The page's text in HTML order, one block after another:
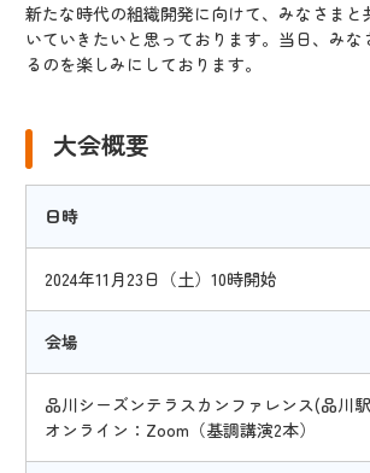
新たな時代の組織開発に向けて、みなさまと
いていきたいと思っております。当日、みな
るのを楽しみにしております。
大会概要
日時
2024年11月23日（土）10時開始
会場
品川シーズンテラスカンファレンス(品川
オンライン：Zoom（基調講演2本）